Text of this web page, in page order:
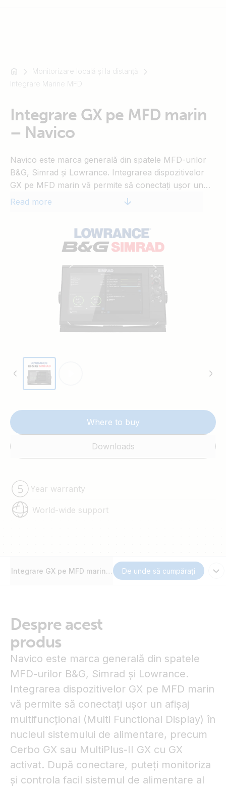
example
Multiplus-
Orion
SmartShunt
Monitorizare locală și la distanță
Integrare Marine MFD
Integrare GX pe MFD marin
– Navico
Navico este marca generală din spatele MFD-urilor
B&G, Simrad și Lowrance. Integrarea dispozitivelor
GX pe MFD marin vă permite să conectați ușor un
afișaj multifuncțional (Multi Functional Display) în
puteți monitoriza și controla facil sistemul de
alimentare al ambarcațiunii dvs., direct pe puntea de
Read more
Where to buy
Downloads
Year warranty
World-wide support
Integrare GX pe MFD marin – NavicoDe unde să cumpărați
Despre acest
produs
Navico este marca generală din spatele
MFD-urilor B&G, Simrad și Lowrance.
Integrarea dispozitivelor GX pe MFD marin
vă permite să conectați ușor un afișaj
multifuncțional (Multi Functional Display) în
nucleul sistemului de alimentare, precum
Cerbo GX sau MultiPlus-II GX cu GX
activat. După conectare, puteți monitoriza
și controla facil sistemul de alimentare al